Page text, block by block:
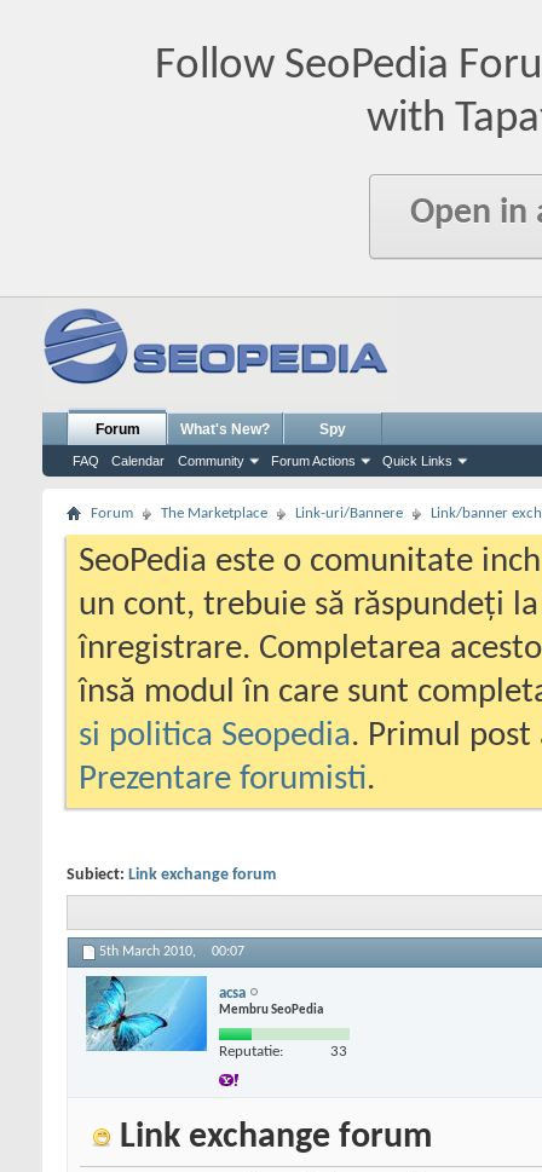
Follow SeoPedia
with
Open in
Forum
FAQ Calendar Community Forum Actions Quick Links
What's New? Spy
Forum The Marketplace Link-uri/Bannere Link/banner
SeoPedia este o comunitate
un cont, trebuie să răspundeți
înregistrare. Completarea
însă modul în care sunt
si politica Seopedia. Primul
Prezentare forumisti.
Subiect: Link exchange forum
5th March 2010, 00:07
acsa
Membru SeoPedia
Reputatie: 33
Link exchange forum